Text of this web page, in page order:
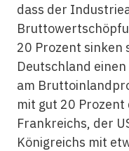
dass der
20 Prozent sinken
Deutschland
am
mit gut 20
Frankreichs, der
Königreichs mit